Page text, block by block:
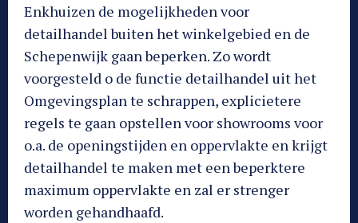
Enkhuizen de mogelijkheden voor
detailhandel buiten het winkelgebied en de
Schepenwijk gaan beperken. Zo wordt
voorgesteld o de functie detailhandel uit het
Omgevingsplan te schrappen, explicietere
regels te gaan opstellen voor showrooms voor
o.a. de openingstijden en oppervlakte en krijgt
detailhandel te maken met een beperktere
maximum oppervlakte en zal er strenger
worden gehandhaafd.